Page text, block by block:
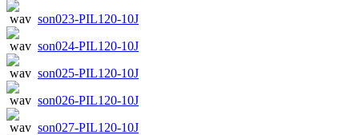
son023-PIL120-10J
son024-PIL120-10J
son025-PIL120-10J
son026-PIL120-10J
son027-PIL120-10J